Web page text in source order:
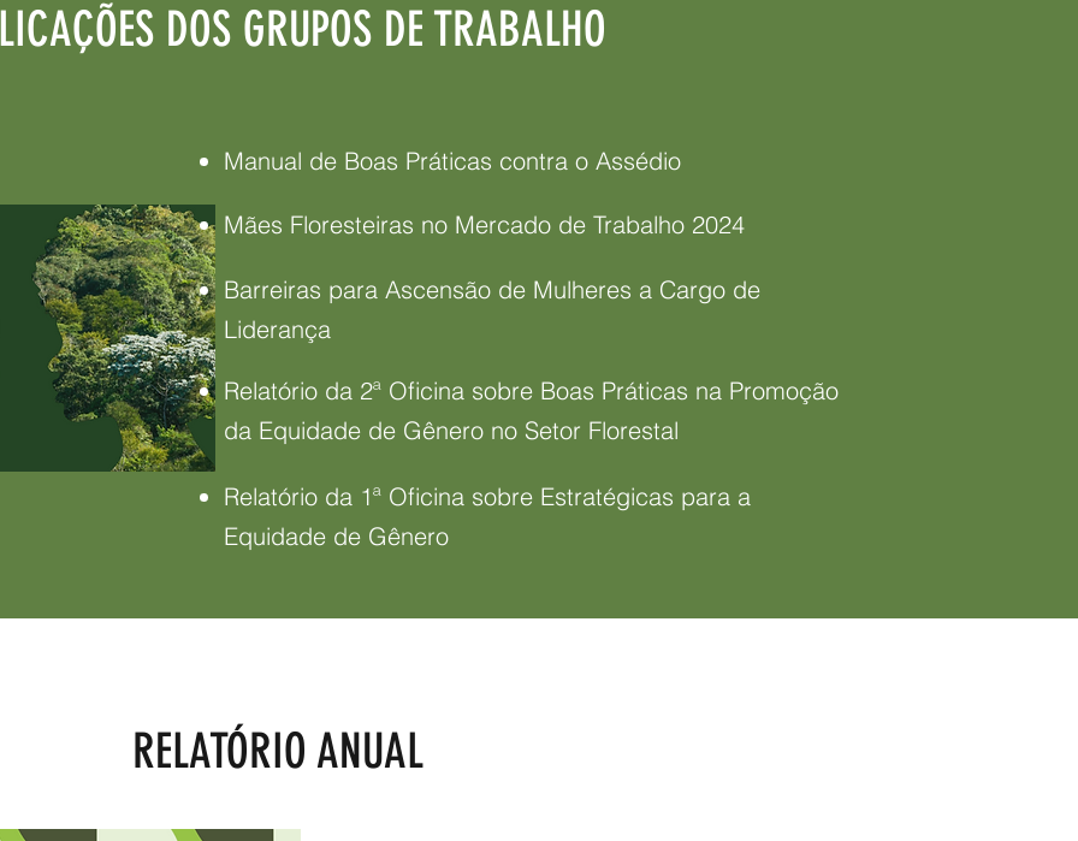
DOS GRUPOS DE TRABALHO
Manual de Boas Práticas contra o Assédio
Mães Floresteiras no Mercado de Trabalho 2024
Barreiras para Ascensão de Mulheres a Cargo de
Liderança
Relatório da 2ª Oficina sobre Boas Práticas na Promoção
da Equidade de Gênero no Setor Florestal
Relatório da 1ª Oficina sobre Estratégicas para a
Equidade de Gênero
RELATÓRIO ANUAL